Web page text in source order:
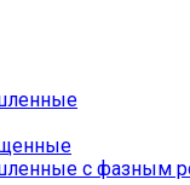
с фазным